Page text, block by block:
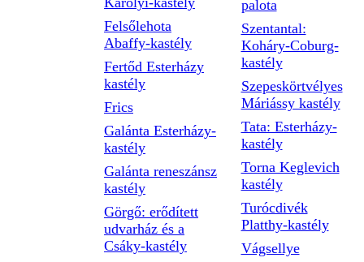
Felsőlehota
Abaffy-kastély
Fertőd Esterházy
kastély
Frics
Galánta Esterházy-
kastély
Galánta reneszánsz
kastély
Görgő: erődített
udvarház és a
Csáky-kastély
palota
Szentantal:
Koháry-Coburg-
kastély
Szepeskörtvélyes
Máriássy kastély
Tata: Esterházy-
kastély
Torna Keglevich
kastély
Turócdivék
Platthy-kastély
Vágsellye